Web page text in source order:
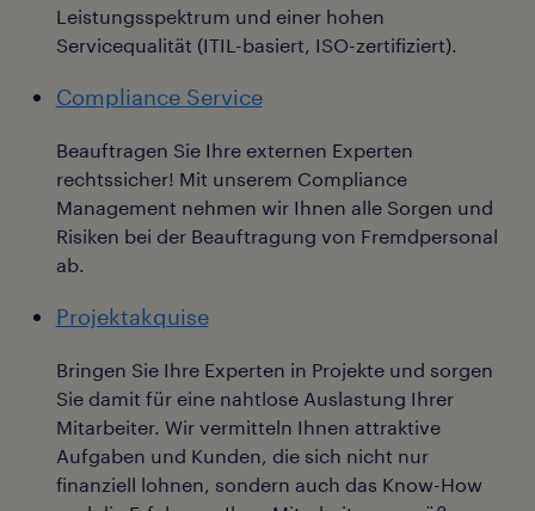
Leistungsspektrum und einer hohen
Servicequalität (ITIL-basiert, ISO-zertifiziert).
Compliance Service
Beauftragen Sie Ihre externen Experten
rechtssicher! Mit unserem Compliance
Management nehmen wir Ihnen alle Sorgen und
Risiken bei der Beauftragung von Fremdpersonal
ab.
Projektakquise
Bringen Sie Ihre Experten in Projekte und sorgen
Sie damit für eine nahtlose Auslastung Ihrer
Mitarbeiter. Wir vermitteln Ihnen attraktive
Aufgaben und Kunden, die sich nicht nur
finanziell lohnen, sondern auch das Know-How